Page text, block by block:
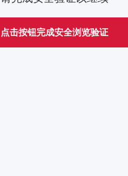
点击按钮完成安全浏览验证